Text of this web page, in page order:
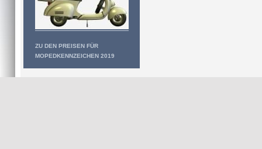
ZU DEN PREISEN FÜR
MOPEDKENNZEICHEN 2019